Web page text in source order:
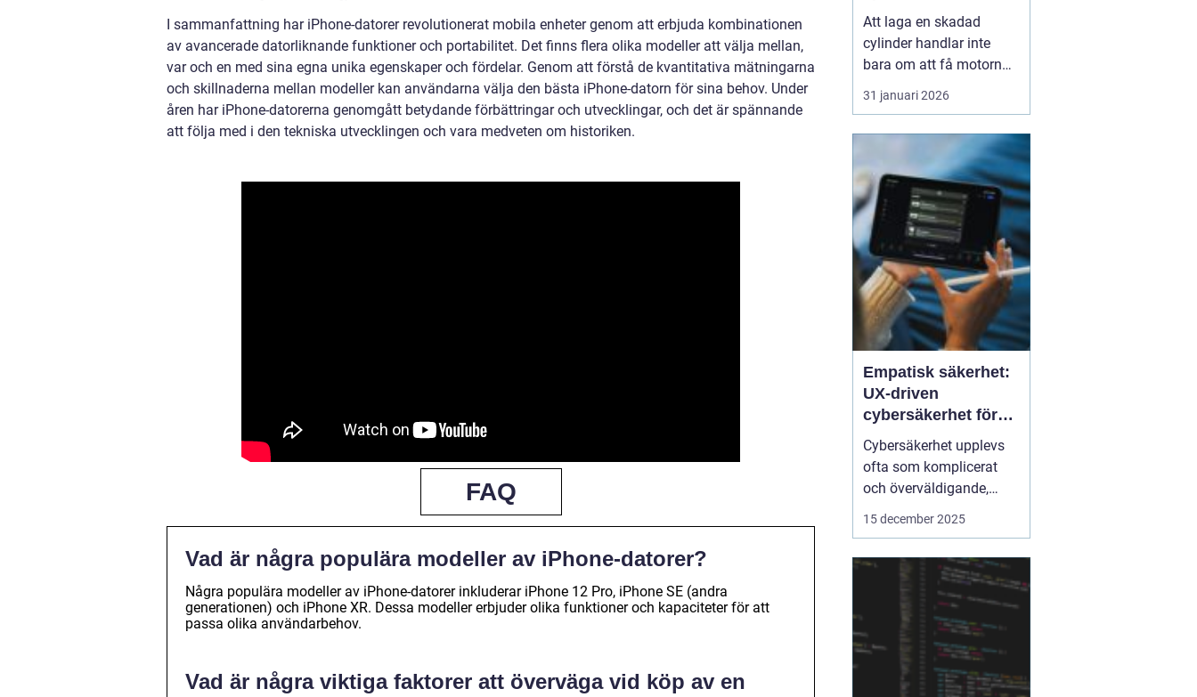
I sammanfattning har iPhone-datorer revolutionerat mobila enheter genom att erbjuda kombinationen
av avancerade datorliknande funktioner och portabilitet. Det finns flera olika modeller att välja mellan,
var och en med sina egna unika egenskaper och fördelar. Genom att förstå de kvantitativa mätningarna
och skillnaderna mellan modeller kan användarna välja den bästa iPhone-datorn för sina behov. Under
åren har iPhone-datorerna genomgått betydande förbättringar och utvecklingar, och det är spännande
att följa med i den tekniska utvecklingen och vara medveten om historiken.
FAQ
Vad är några populära modeller av iPhone-datorer?
Några populära modeller av iPhone-datorer inkluderar iPhone 12 Pro, iPhone SE (andra
generationen) och iPhone XR. Dessa modeller erbjuder olika funktioner och kapaciteter för att
passa olika användarbehov.
Vad är några viktiga faktorer att överväga vid köp av en
reperationer för
snöskoter och
motocross
Att laga en skadad
cylinder handlar inte
bara om att få motorn
att gå igen. En väl utförd
reparation förlänger
maskinen, ger stabil
prestanda och minskar
kostnaderna över tid.
Många förare upptäcker
först värdet av en bra
cylinder...
31 januari 2026
Empatisk säkerhet:
UX-driven
cybersäkerhet för
icke-tekniska
användare
Cybersäkerhet upplevs
ofta som komplicerat
och överväldigande,
särskilt för användare
säkerhetslösningar
fokuserar på teknik, men
ignorerar hur människor
faktiskt...
15 december 2025